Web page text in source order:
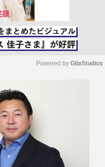
Powered by GliaStudios